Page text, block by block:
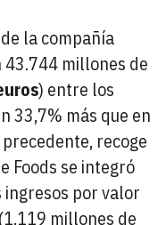
de la compañía
millones de
) entre los
33,7% más que en
recoge
Foods se integró
ingresos por valor
millones de